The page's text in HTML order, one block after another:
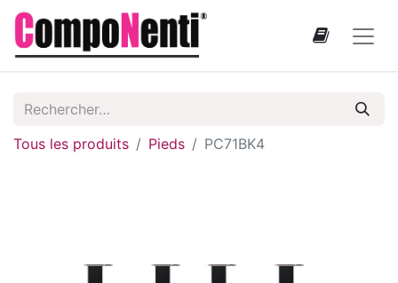
Tous les produits Pieds PC71BK4